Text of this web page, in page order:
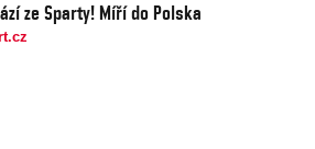
ze Sparty! Míří do Polska